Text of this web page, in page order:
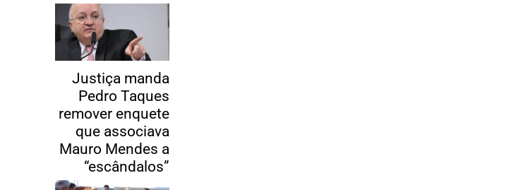
Justiça manda
Pedro Taques
remover enquete
que associava
Mauro Mendes a
“escândalos”